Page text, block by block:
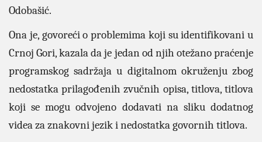
Odobašić.
Ona je, govoreći o problemima koji su identifikovani u
Crnoj Gori, kazala da je jedan od njih otežano praćenje
programskog sadržaja u digitalnom okruženju zbog
nedostatka prilagođenih zvučnih opisa, titlova, titlova
koji se mogu odvojeno dodavati na sliku dodatnog
videa za znakovni jezik i nedostatka govornih titlova.